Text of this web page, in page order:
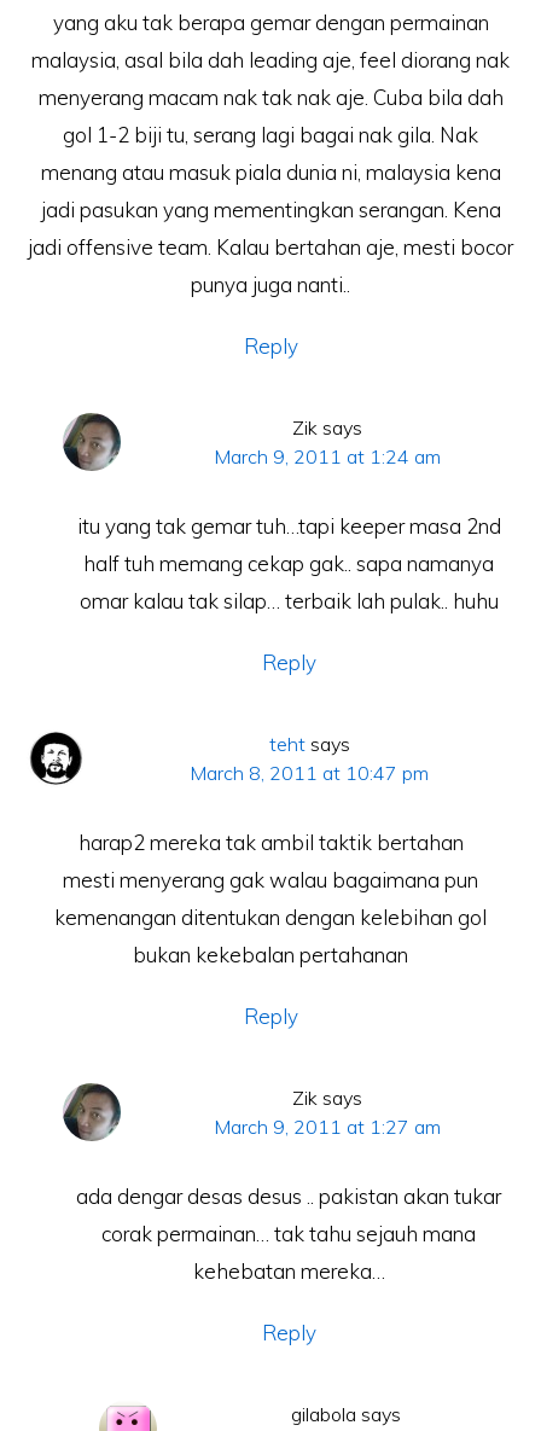
yang aku tak berapa gemar dengan permainan
malaysia, asal bila dah leading aje, feel diorang nak
menyerang macam nak tak nak aje. Cuba bila dah
gol 1-2 biji tu, serang lagi bagai nak gila. Nak
menang atau masuk piala dunia ni, malaysia kena
jadi pasukan yang mementingkan serangan. Kena
jadi offensive team. Kalau bertahan aje, mesti bocor
punya juga nanti..
Reply
Zik says
March 9, 2011 at 1:24 am
itu yang tak gemar tuh…tapi keeper masa 2nd
half tuh memang cekap gak.. sapa namanya
omar kalau tak silap… terbaik lah pulak.. huhu
Reply
teht says
March 8, 2011 at 10:47 pm
harap2 mereka tak ambil taktik bertahan
mesti menyerang gak walau bagaimana pun
kemenangan ditentukan dengan kelebihan gol
bukan kekebalan pertahanan
Reply
Zik says
March 9, 2011 at 1:27 am
ada dengar desas desus .. pakistan akan tukar
corak permainan… tak tahu sejauh mana
kehebatan mereka…
Reply
gilabola says